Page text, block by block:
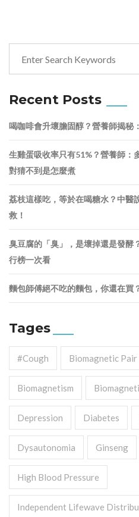
Recent Posts
喝咖啡會升壞膽固醇？營養師揭秘
生雞蛋吸收率只有51%？營養師：
對猜不到是怎麼煮
荔枝這樣吃，等於在喝糖水？中醫
救！
臭豆腐的「臭」，是壞掉還是發酵
行榜一次看
麵包師傅絕不吃的麵包，你還在買
Tages
#cough Biomagnetic
Biomagnetism
Depression Diabetes
Dysautonomia Ginseng
High Blood Pressure
Independent Lifewave